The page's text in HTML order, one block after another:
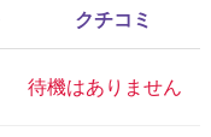
クチコミ
待機はありません